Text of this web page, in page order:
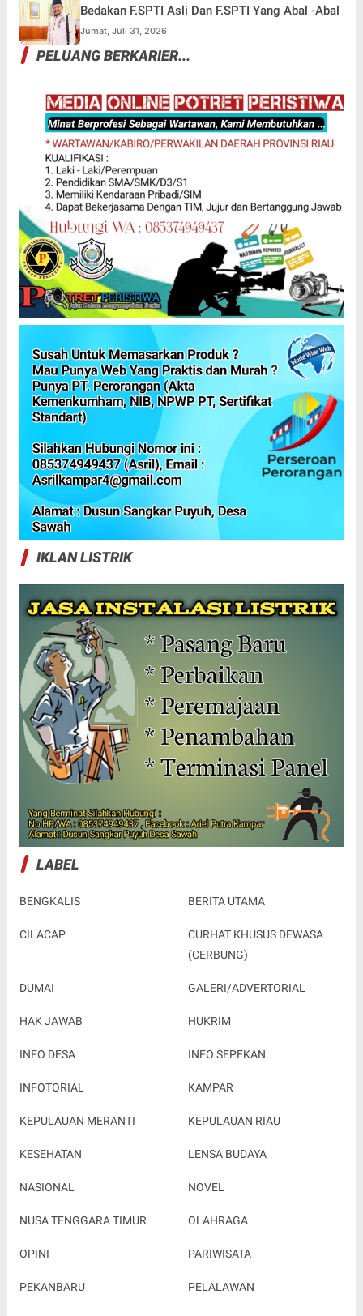
Bedakan F.SPTI Asli Dan F.SPTI Yang Abal -Abal
Jumat, Juli 31, 2026
PELUANG BERKARIER...
IKLAN LISTRIK
LABEL
BENGKALIS BERITA UTAMA
CILACAP
CURHAT KHUSUS DEWASA
(CERBUNG)
DUMAI GALERI/ADVERTORIAL
HAK JAWAB HUKRIM
INFO DESA INFO SEPEKAN
INFOTORIAL KAMPAR
KEPULAUAN MERANTI KEPULAUAN RIAU
KESEHATAN LENSA BUDAYA
NASIONAL NOVEL
NUSA TENGGARA TIMUR OLAHRAGA
OPINI PARIWISATA
PEKANBARU PELALAWAN